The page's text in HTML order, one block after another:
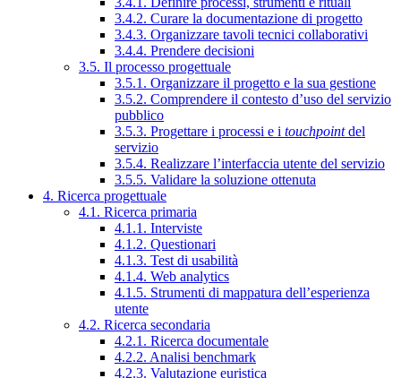
3.4.2. Curare la documentazione di progetto
3.4.3. Organizzare tavoli tecnici collaborativi
3.4.4. Prendere decisioni
3.5. Il processo progettuale
3.5.1. Organizzare il progetto e la sua gestione
3.5.2. Comprendere il contesto d’uso del servizio
pubblico
3.5.3. Progettare i processi e i touchpointdel
servizio
3.5.4. Realizzare l’interfaccia utente del servizio
3.5.5. Validare la soluzione ottenuta
4. Ricerca progettuale
4.1. Ricerca primaria
4.1.1. Interviste
4.1.2. Questionari
4.1.3. Test di usabilità
4.1.4. Web analytics
4.1.5. Strumenti di mappatura dell’esperienza
utente
4.2. Ricerca secondaria
4.2.1. Ricerca documentale
4.2.2. Analisi benchmark
4.2.3. Valutazione euristica